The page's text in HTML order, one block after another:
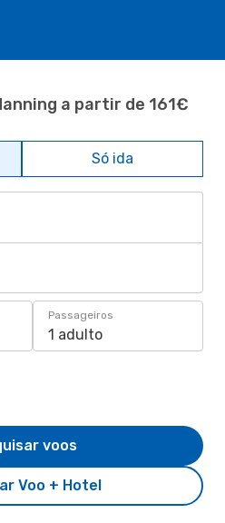
a partir de 161€
Só ida
Passageiros
1 adulto
Voo + Hotel
voos